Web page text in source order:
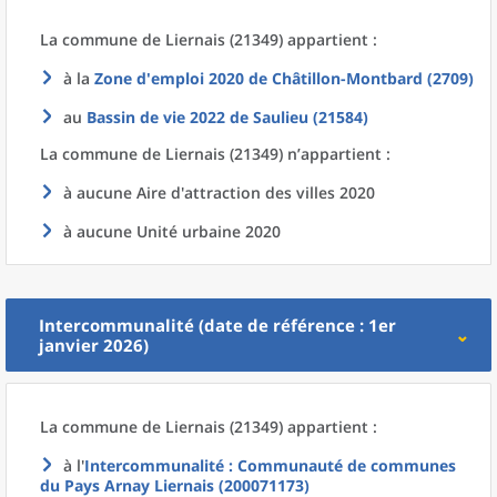
La commune de Liernais (21349) appartient :
à la Zone d'emploi 2020 de Châtillon-Montbard (2709)
au Bassin de vie 2022 de Saulieu (21584)
La commune de Liernais (21349) n’appartient :
à aucune Aire d'attraction des villes 2020
à aucune Unité urbaine 2020
Intercommunalité (date de référence : 1er
janvier 2026)
La commune de Liernais (21349) appartient :
à l'Intercommunalité : Communauté de communes
du Pays Arnay Liernais (200071173)